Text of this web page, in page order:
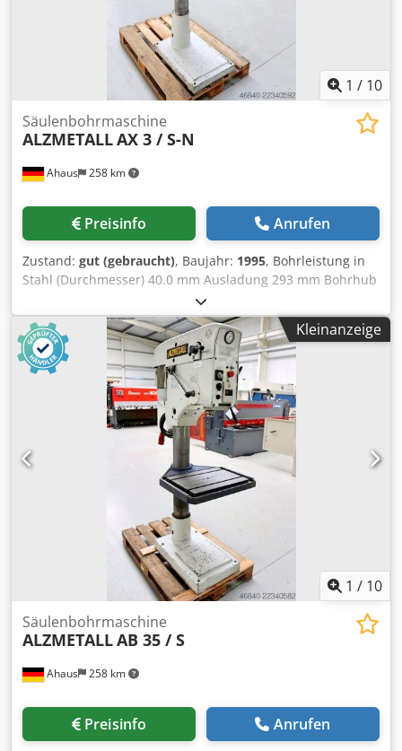
1 / 10
Ahaus 258 km
Säulenbohrmaschine
ALZMETALLAX 3 / S-N
Preisinfo Anrufen
Zustand: gut (gebraucht), Baujahr: 1995, Bohrleistung in
Stahl (Durchmesser) 40.0 mm Ausladung 293 mm Bohrhub
140 mm Morsekegel 3 Kurzspindel MK Tisch: 420 x 350 mm
Drehzahl 160 - 2250 U/min Säulendurchmesser 115 mm
Ausladung 293 mm Abstand Spindel / Tisch min 117 / max
701 mm T-Nuten 2 x 14 x 224 Gesamtleistungsbedarf 1.45 /
1.90 kW Gewicht 370 kg Raumbedarf ca. 1200 x 800 x 1840
mm aktueller Neupreis ~ 12.500 Euro Sonderpreis auf
Anfrage Ausstattung: - robuste Säulenbohrmaschine
(Keilriemen) - stufenlose Drehzahlverstellung -
polumschaltbarer Antriebsmotor Cedpozl E Uujfx Aczorf -
höhenverstellbarer Arbeitstisch * mit 2x T-Nuten - R/L Lauf
der Bohrspindel (Wendeschalter) - Hauptschalter mit
Motorschutzschalter - Pilzdrucktaster (verrastend) für
NOT-AUS - Bedienungsanleitung (PDF)
Kleinanzeige
1 / 10
Ahaus 258 km
Säulenbohrmaschine
ALZMETALLAB 35 / S
Preisinfo Anrufen